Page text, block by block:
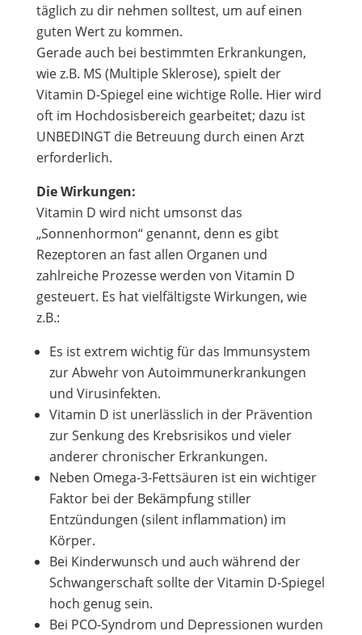
täglich zu dir nehmen solltest, um auf einen
guten Wert zu kommen.
Gerade auch bei bestimmten Erkrankungen,
wie z.B. MS (Multiple Sklerose), spielt der
Vitamin D-Spiegel eine wichtige Rolle. Hier wird
oft im Hochdosisbereich gearbeitet; dazu ist
UNBEDINGT die Betreuung durch einen Arzt
erforderlich.
Die Wirkungen:
Vitamin D wird nicht umsonst das
„Sonnenhormon“ genannt, denn es gibt
Rezeptoren an fast allen Organen und
zahlreiche Prozesse werden von Vitamin D
gesteuert. Es hat vielfältigste Wirkungen, wie
z.B.:
Es ist extrem wichtig für das Immunsystem
zur Abwehr von Autoimmunerkrankungen
und Virusinfekten.
Vitamin D ist unerlässlich in der Prävention
zur Senkung des Krebsrisikos und vieler
anderer chronischer Erkrankungen.
Neben Omega-3-Fettsäuren ist ein wichtiger
Faktor bei der Bekämpfung stiller
Entzündungen (silent inflammation) im
Körper.
Bei Kinderwunsch und auch während der
Schwangerschaft sollte der Vitamin D-Spiegel
hoch genug sein.
Bei PCO-Syndrom und Depressionen wurden